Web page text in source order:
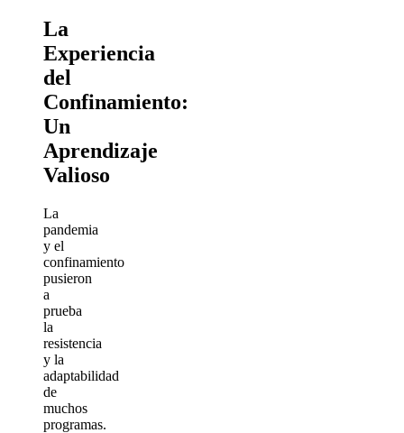
La
Experiencia
del
Confinamiento:
Un
Aprendizaje
Valioso
La
pandemia
y el
confinamiento
pusieron
a
prueba
la
resistencia
y la
adaptabilidad
de
muchos
programas.